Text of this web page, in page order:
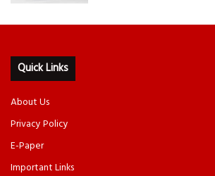
Quick Links
About Us
Privacy Policy
E-Paper
Important Links